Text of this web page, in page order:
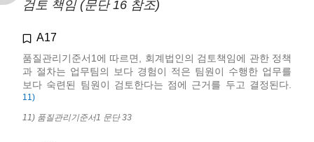
검토 책임 (문단 16 참조)
A17
품질관리기준서1에 따르면, 회계법인의 검토책임에 관한 정책
과 절차는 업무팀의 보다 경험이 적은 팀원이 수행한 업무를
보다 숙련된 팀원이 검토한다는 점에 근거를 두고 결정된다.
11)
11) 품질관리기준서1 문단 33